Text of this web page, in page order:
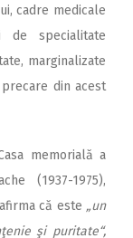
cadre medicale
de specialitate
marginalizate
din acest
memorială a
(1937-1975),
că este „un
şi puritate“,